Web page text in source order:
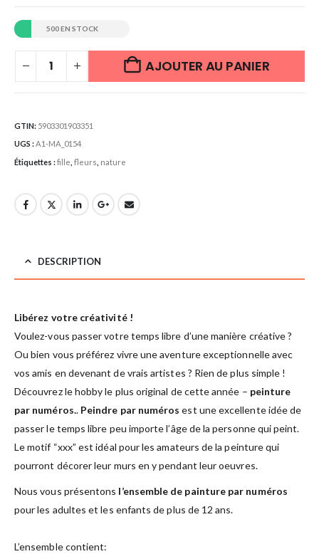
500 EN STOCK
AJOUTER AU PANIER
GTIN: 5903301903351
UGS :A1-MA_0154
Étiquettes :fille fleurs nature
DESCRIPTION
Libérez votre créativité !
Voulez-vous passer votre temps libre d’une manière créative ?
Ou bien vous préférez vivre une aventure exceptionnelle avec
vos amis en devenant de vrais artistes ? Rien de plus simple !
Découvrez le hobby le plus original de cette année – peinture
par numéros.. Peindre par numéros est une excellente idée de
passer le temps libre peu importe l’âge de la personne qui peint.
Le motif “xxx” est idéal pour les amateurs de la peinture qui
pourront décorer leur murs en y pendant leur oeuvres.
Nous vous présentons l’ensemble de painture par numéros
pour les adultes et les enfants de plus de 12 ans.
L’ensemble contient: